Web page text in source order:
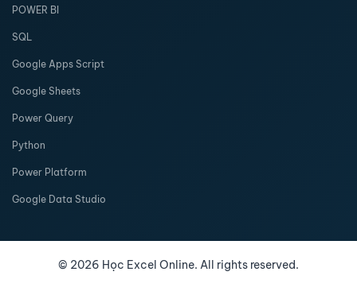
POWER BI
SQL
Google Apps Script
Google Sheets
Power Query
Python
Power Platform
Google Data Studio
© 2026 Học Excel Online. All rights reserved.